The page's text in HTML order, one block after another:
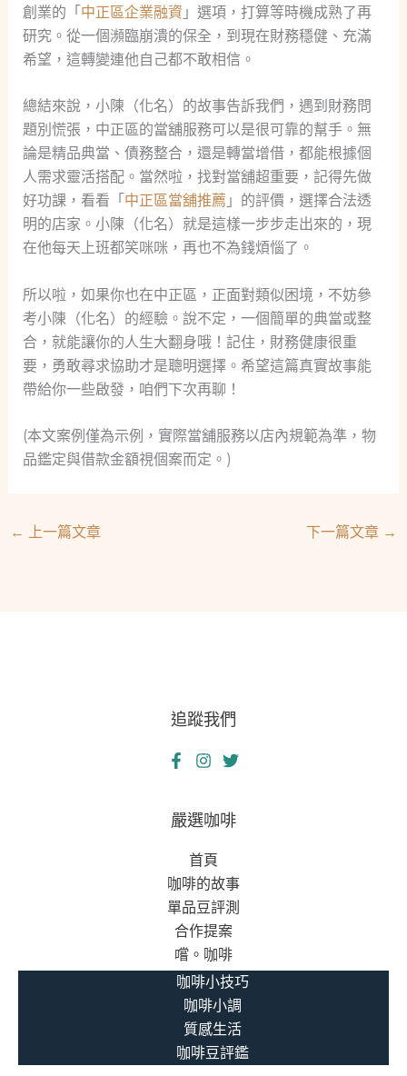
創業的「 中正區企業融資 」選項，打算等時機成熟了再
研究。從一個瀕臨崩潰的保全，到現在財務穩健、充滿
希望，這轉變連他自己都不敢相信。
總結來說，小陳（化名）的故事告訴我們，遇到財務問
題別慌張，中正區的當舖服務可以是很可靠的幫手。無
論是精品典當、債務整合，還是轉當增借，都能根據個
人需求靈活搭配。當然啦，找對當舖超重要，記得先做
好功課，看看「 中正區當舖推薦 」的評價，選擇合法透
明的店家。小陳（化名）就是這樣一步步走出來的，現
在他每天上班都笑咪咪，再也不為錢煩惱了。
所以啦，如果你也在中正區，正面對類似困境，不妨參
考小陳（化名）的經驗。說不定，一個簡單的典當或整
合，就能讓你的人生大翻身哦！記住，財務健康很重
要，勇敢尋求協助才是聰明選擇。希望這篇真實故事能
帶給你一些啟發，咱們下次再聊！
(本文案例僅為示例，實際當舖服務以店內規範為準，物
品鑑定與借款金額視個案而定。)
← 上一篇文章 下一篇文章 →
追蹤我們
嚴選咖啡
首頁
咖啡的故事
單品豆評測
合作提案
嚐。咖啡
咖啡小技巧
咖啡小調
質感生活
咖啡豆評鑑